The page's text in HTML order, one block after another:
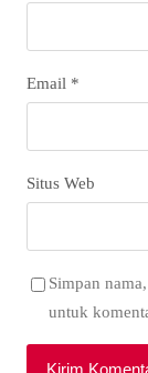
Email *
Situs Web
Simpan
untuk